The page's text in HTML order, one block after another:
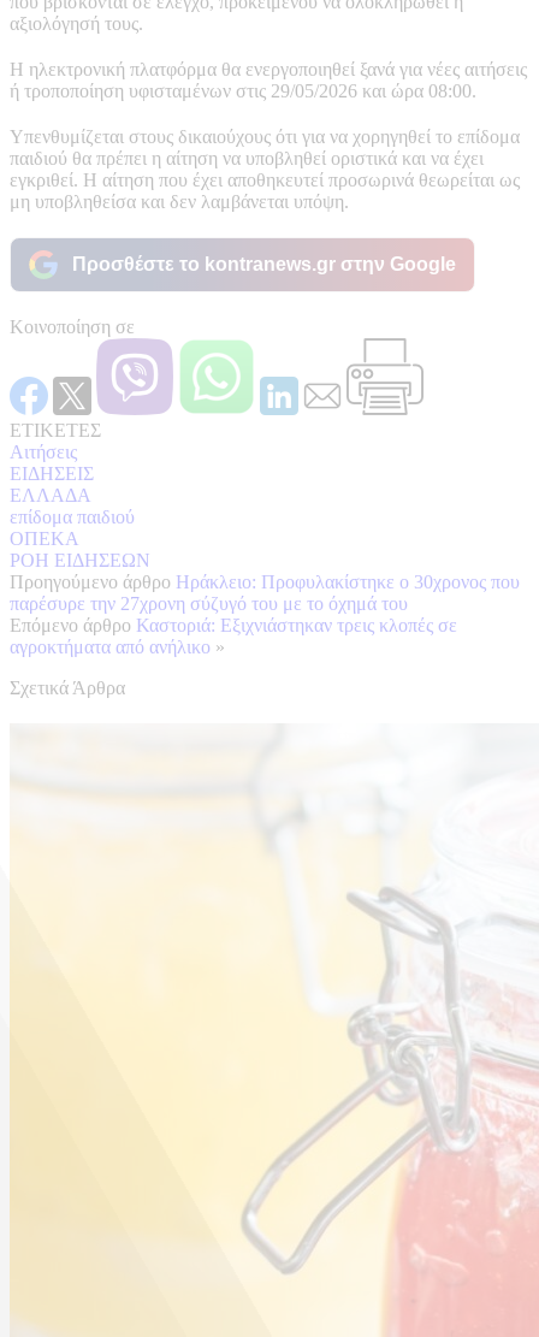
αξιολόγησή τους.
Η ηλεκτρονική πλατφόρμα θα ενεργοποιηθεί ξανά για νέες αιτήσεις
ή τροποποίηση υφισταμένων στις 29/05/2026 και ώρα 08:00.
Υπενθυμίζεται στους δικαιούχους ότι για να χορηγηθεί το επίδομα
παιδιού θα πρέπει η αίτηση να υποβληθεί οριστικά και να έχει
εγκριθεί. Η αίτηση που έχει αποθηκευτεί προσωρινά θεωρείται ως
μη υποβληθείσα και δεν λαμβάνεται υπόψη.
Προσθέστε το kontranews.gr στην Google
Κοινοποίηση σε
ΕΤΙΚΕΤΕΣ
Αιτήσεις
ΕΙΔΗΣΕΙΣ
ΕΛΛΑΔΑ
επίδομα παιδιού
ΟΠΕΚΑ
ΡΟΗ ΕΙΔΗΣΕΩΝ
Προηγούμενο άρθρο Ηράκλειο: Προφυλακίστηκε ο 30χρονος που
παρέσυρε την 27χρονη σύζυγό του με το όχημά του
Επόμενο άρθρο Καστοριά: Εξιχνιάστηκαν τρεις κλοπές σε
αγροκτήματα από ανήλικο »
Σχετικά Άρθρα